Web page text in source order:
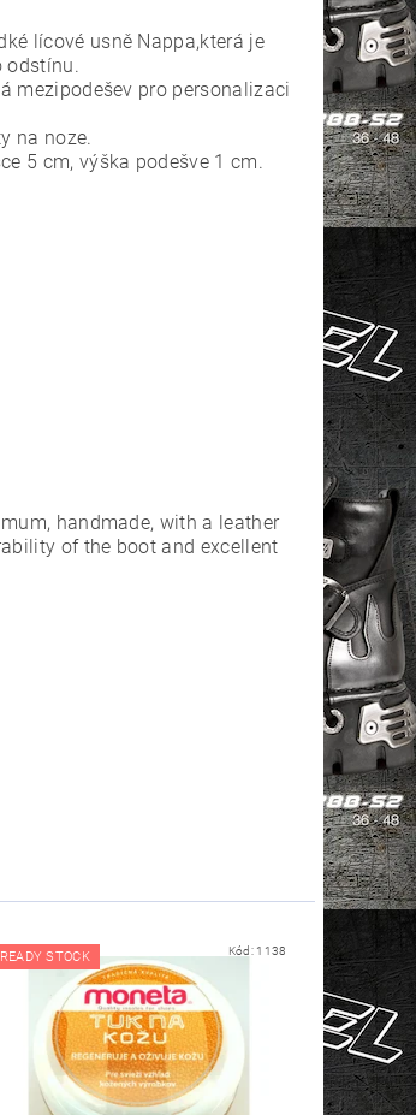
lícové usně Nappa,která je
odstínu.
mezipodešev pro personalizaci
na noze.
5 cm, výška podešve 1 cm.
handmade, with a leather
of the boot and excellent
READY STOCK Kód: 1138